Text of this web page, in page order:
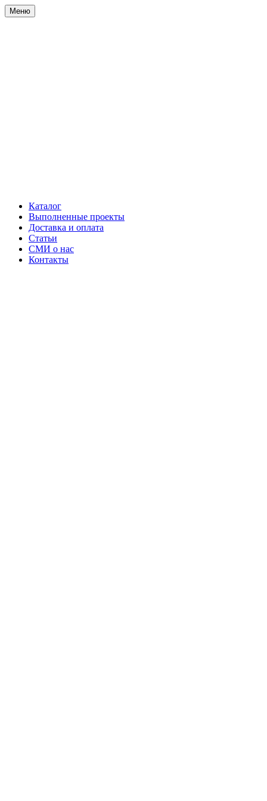
Меню
Каталог
Выполненные проекты
Доставка и оплата
Статьи
СМИ о нас
Контакты